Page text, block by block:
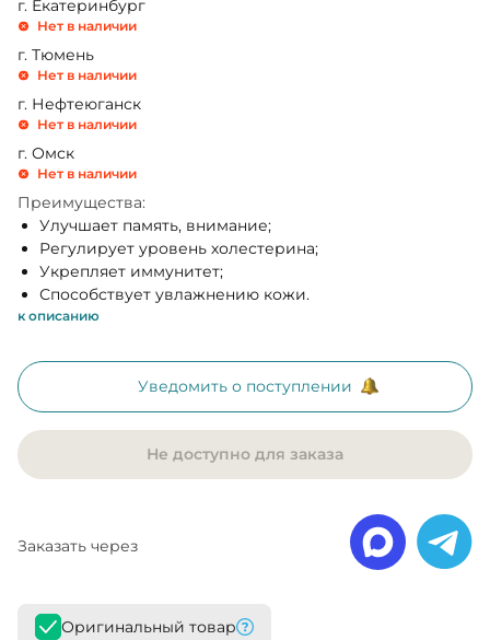
г. Екатеринбург
Нет в наличии
г. Тюмень
Нет в наличии
г. Нефтеюганск
Нет в наличии
г. Омск
Нет в наличии
Преимущества:
Улучшает память, внимание;
Регулирует уровень холестерина;
Укрепляет иммунитет;
Способствует увлажнению кожи.
к описанию
Уведомить о поступлении
Не доступно для заказа
Заказать через
Оригинальный товар